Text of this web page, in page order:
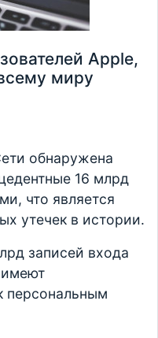
Apple,
миру
обнаружена
16 млрд
что является
утечек в истории.
записей входа
имеют
персональным